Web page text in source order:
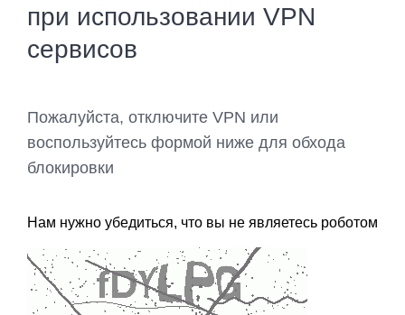
при использовании VPN
сервисов
Пожалуйста, отключите VPN или
воспользуйтесь формой ниже для обхода
блокировки
Нам нужно убедиться, что вы не являетесь роботом